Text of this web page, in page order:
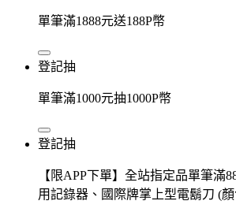
單筆滿1888元送188P幣
登記抽
單筆滿1000元抽1000P幣
登記抽
【限APP下單】全站指定品單筆滿
用記錄器、國際牌掌上型電鬍刀 (